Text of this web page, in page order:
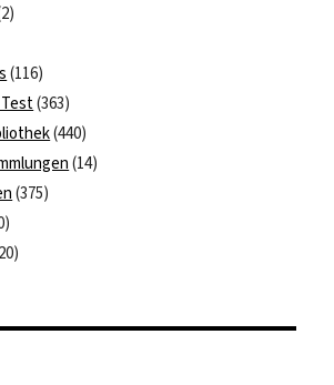
(116)
(363)
(440)
(14)
(375)